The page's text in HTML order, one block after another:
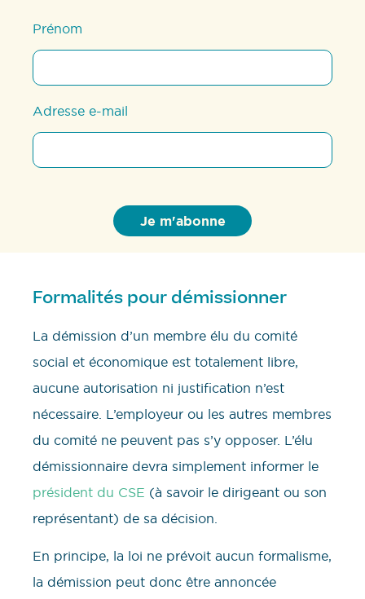
Prénom
Adresse e-mail
Formalités pour démissionner
La démission d’un membre élu du comité
social et économique est totalement libre,
aucune autorisation ni justification n’est
nécessaire. L’employeur ou les autres membres
du comité ne peuvent pas s’y opposer. L’élu
démissionnaire devra simplement informer le
président du CSE (à savoir le dirigeant ou son
représentant) de sa décision.
En principe, la loi ne prévoit aucun formalisme,
la démission peut donc être annoncée